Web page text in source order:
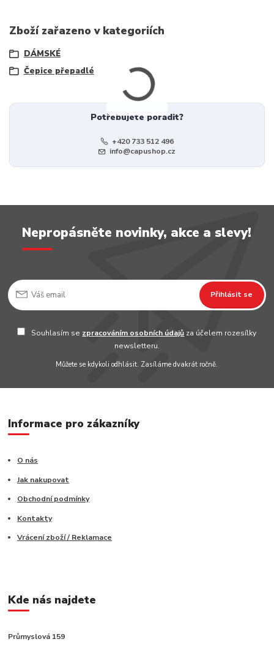
Zboží zařazeno v kategoriích
DÁMSKÉ
Čepice přepadlé
Potřebujete poradit?
+420 733 512 496
info@capushop.cz
Nepropásněte novinky, akce a slevy!
Přihlásit se
Souhlasím se zpracováním osobních údajů za účelem rozesílky
newsletteru.
Můžete se kdykoli odhlásit. Zasíláme dvakrát ročně.
Informace pro zákazníky
O nás
Jak nakupovat
Obchodní podmínky
Kontakty
Vrácení zboží / Reklamace
Kde nás najdete
Průmyslová 159